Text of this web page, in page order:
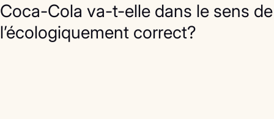
Coca-Cola va-t-elle dans le sens de
l’écologiquement correct?